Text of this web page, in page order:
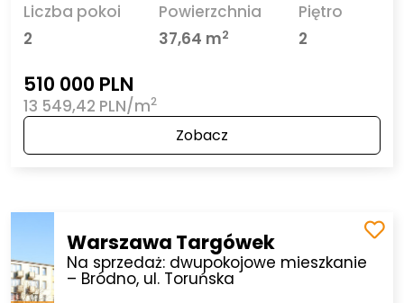
Liczba pokoi
2
Powierzchnia
37,64 m2
Piętro
2
510 000 PLN
13 549,42 PLN/m2
Zobacz
Warszawa Targówek
Na sprzedaż: dwupokojowe mieszkanie
– Bródno, ul. Toruńska